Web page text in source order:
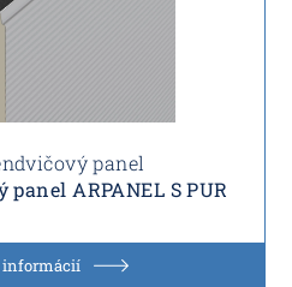
panel
ARPANEL S PUR
informácií